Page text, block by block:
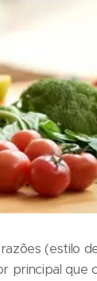
(estilo
principal que